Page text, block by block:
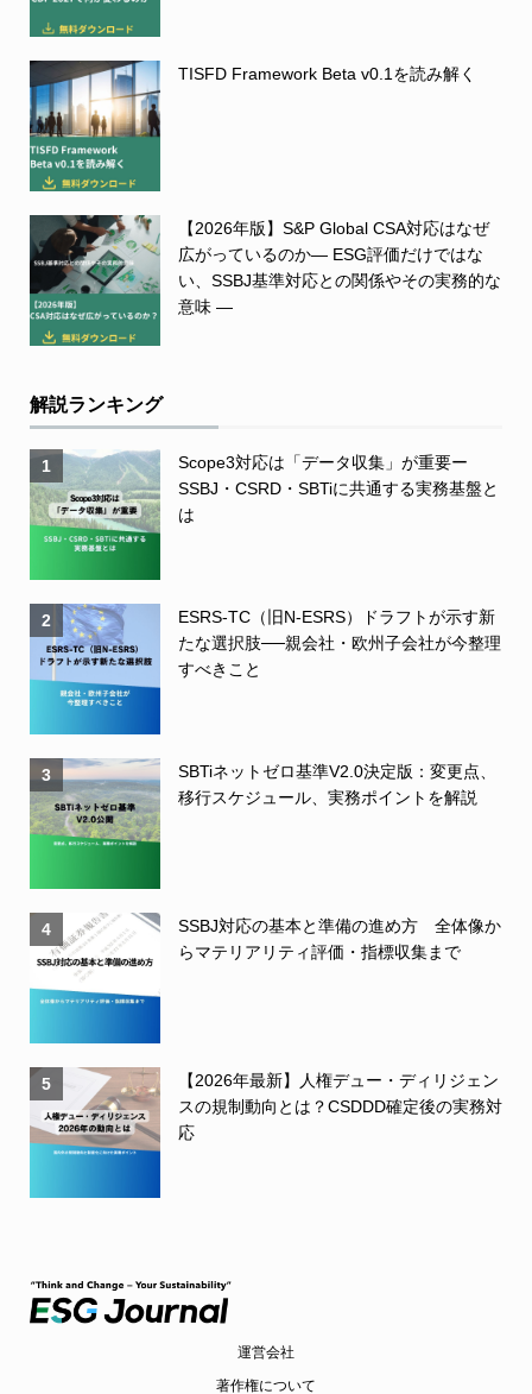
TISFD Framework Beta v0.1を読み解く
【2026年版】S&P Global CSA対応はなぜ
広がっているのか― ESG評価だけではな
い、SSBJ基準対応との関係やその実務的な
意味 ―
解説ランキング
1
Scope3対応は「データ収集」が重要ー
SSBJ・CSRD・SBTiに共通する実務基盤と
は
2
ESRS-TC（旧N-ESRS）ドラフトが示す新
たな選択肢──親会社・欧州子会社が今整理
すべきこと
3
SBTiネットゼロ基準V2.0決定版：変更点、
移行スケジュール、実務ポイントを解説
4
SSBJ対応の基本と準備の進め方 全体像か
らマテリアリティ評価・指標収集まで
5
【2026年最新】人権デュー・ディリジェン
スの規制動向とは？CSDDD確定後の実務対
応
運営会社
著作権について